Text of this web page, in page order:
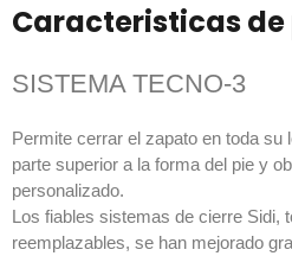
Caracteristicas
SISTEMA TECNO-3
Permite cerrar el zapato en toda su
parte superior a la forma del pie y
personalizado.
Los fiables sistemas de cierre Sidi,
reemplazables, se han mejorado